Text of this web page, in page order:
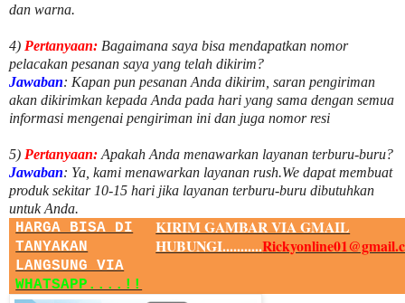
dan warna.
4) Pertanyaan: Bagaimana saya bisa mendapatkan nomor
pelacakan pesanan saya yang telah dikirim?
Jawaban: Kapan pun pesanan Anda dikirim, saran pengiriman
akan dikirimkan kepada Anda pada hari yang sama dengan semua
informasi mengenai pengiriman ini dan juga nomorresi
5) Pertanyaan: Apakah Anda menawarkan layanan terburu-buru?
Jawaban: Ya, kami menawarkan layanan rush.We dapat membuat
produk sekitar 10-15 hari jika layanan terburu-buru dibutuhkan
untuk Anda.
HARGA BISA DI
TANYAKAN
LANGSUNG VIA
WHATSAPP....!!
KIRIM GAMBAR VIA GMAIL
HUBUNGI...........